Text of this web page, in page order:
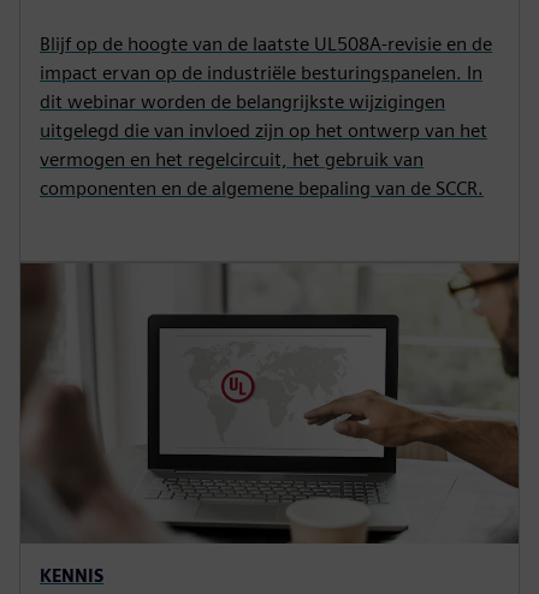
Blijf op de hoogte van de laatste UL508A-revisie en de
impact ervan op de industriële besturingspanelen. In
dit webinar worden de belangrijkste wijzigingen
uitgelegd die van invloed zijn op het ontwerp van het
vermogen en het regelcircuit, het gebruik van
componenten en de algemene bepaling van de SCCR.
KENNIS